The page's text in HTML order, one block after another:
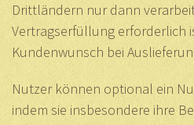
Drittländern nur dann
Vertragserfüllung erforderlich
Kundenwunsch bei
Nutzer können optional ein
indem sie insbesondere ihre